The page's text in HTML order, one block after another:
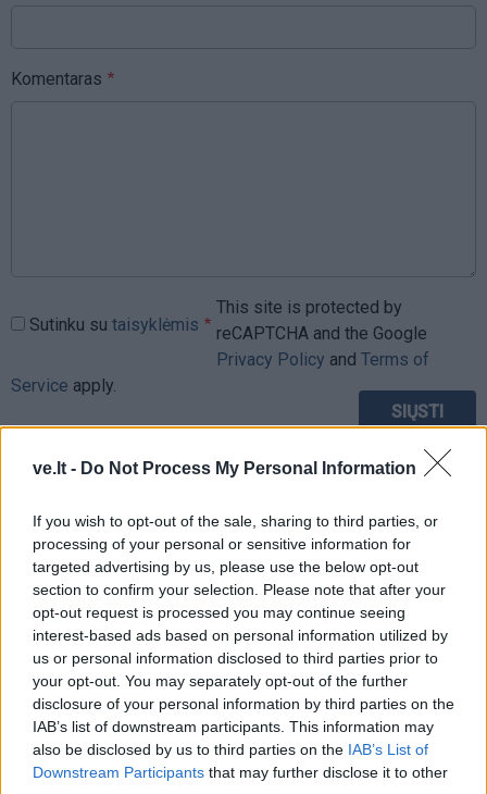
ve.lt - Do Not Process My Personal Information
If you wish to opt-out of the sale, sharing to third parties, or
processing of your personal or sensitive information for
targeted advertising by us, please use the below opt-out
section to confirm your selection. Please note that after your
opt-out request is processed you may continue seeing
interest-based ads based on personal information utilized by
us or personal information disclosed to third parties prior to
your opt-out. You may separately opt-out of the further
disclosure of your personal information by third parties on the
IAB’s list of downstream participants. This information may
also be disclosed by us to third parties on the IAB’s List of
Downstream Participants that may further disclose it to other
Komentaras
Sutinku su taisyklėmis
This site is protected by
reCAPTCHA and the Google
Privacy Policy and Terms of
Service apply.
TAIP PAT SKAITYKITE